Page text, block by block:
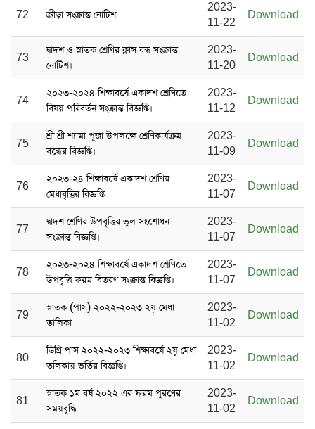
72 ক্রীড়া সংক্রান্ত নোটিশ
2023-
11-22
Download
73
দ্বাদশ ও স্নাতক শ্রেণির ক্লাস বন্ধ সংক্রান্ত
নোটিশ।
2023-
11-20
Download
74
২০২৩-২০২৪ শিক্ষাবর্ষে একাদশ শ্রেণিতে
বিষয় পরিবর্তন সংক্রান্ত বিজ্ঞপ্তি।
2023-
11-12
Download
75
শ্রী শ্রী শ্যামা পূজা উপলক্ষে শ্রেণিকার্যক্রম
বন্ধের বিজ্ঞপ্তি।
2023-
11-09
Download
76
২০২৩-২৪ শিক্ষাবর্ষে একাদশ শ্রেণির
মেধাবৃত্তির বিজ্ঞপ্তি
2023-
11-07
Download
77
দ্বাদশ শ্রেণির উপবৃত্তির ভুল সংশোধন
সংক্রান্ত বিজ্ঞপ্তি।
2023-
11-07
Download
78
২০২৩-২০২৪ শিক্ষাবর্ষে একাদশ শ্রেণিতে
উপবৃত্তি ফরম বিতরণ সংক্রান্ত বিজ্ঞপ্তি।
2023-
11-07
Download
79
স্নাতক (পাস) ২০২২-২০২৩ ২য় মেধা
তালিকা
2023-
11-02
Download
80
ডিগ্রি পাস ২০২২-২০২৩ শিক্ষাবর্ষে ২য় মেধা
তলিকায় ভর্তির বিজ্ঞপ্তি।
2023-
11-02
Download
81
স্নাতক ১ম বর্ষ ২০২২ এর ফরম পূরণের
সময়বৃদ্ধি
2023-
11-02
Download